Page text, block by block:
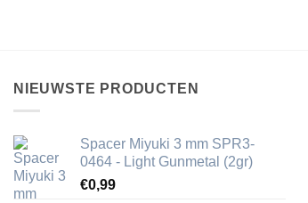
NIEUWSTE PRODUCTEN
Spacer Miyuki 3 mm SPR3-
0464 - Light Gunmetal (2gr)
€0,99